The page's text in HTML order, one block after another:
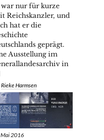
nur für kurze
Reichskanzler, und
hat er die
geprägt.
Ausstellung im
in
Rieke Harmsen
2016